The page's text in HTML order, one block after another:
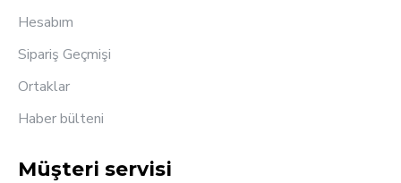
Hesabım
Sipariş Geçmişi
Ortaklar
Haber bülteni
Müşteri servisi